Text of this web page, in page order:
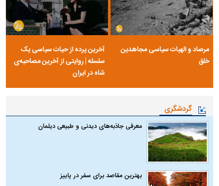
مرصاد و الهیات سیاسی مجاهدین
خلق
آخرین پرده از حیات سیاسی یک
سلسله | روایتی از آخرین مصاحبه‌ی
شاه در ایران
گردشگری
معرفی جاذبه‌های دیدنی و طبیعی دیلمان
بهترین مقاصد برای سفر در پاییز